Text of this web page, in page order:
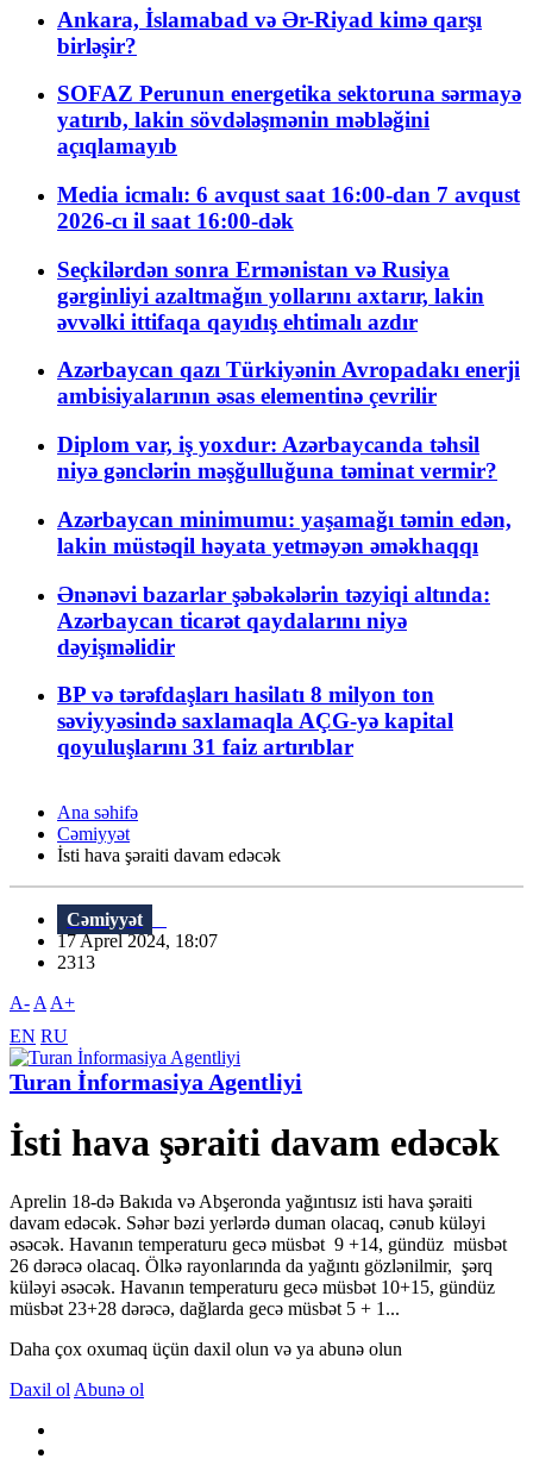
Ankara, İslamabad və Ər-Riyad kimə qarşı
birləşir?
SOFAZ Perunun energetika sektoruna sərmayə
yatırıb, lakin sövdələşmənin məbləğini
açıqlamayıb
Media icmalı: 6 avqust saat 16:00-dan 7 avqust
2026-cı il saat 16:00-dək
Seçkilərdən sonra Ermənistan və Rusiya
gərginliyi azaltmağın yollarını axtarır, lakin
əvvəlki ittifaqa qayıdış ehtimalı azdır
Azərbaycan qazı Türkiyənin Avropadakı enerji
ambisiyalarının əsas elementinə çevrilir
Diplom var, iş yoxdur: Azərbaycanda təhsil
niyə gənclərin məşğulluğuna təminat vermir?
Azərbaycan minimumu: yaşamağı təmin edən,
lakin müstəqil həyata yetməyən əməkhaqqı
Ənənəvi bazarlar şəbəkələrin təzyiqi altında:
Azərbaycan ticarət qaydalarını niyə
dəyişməlidir
BP və tərəfdaşları hasilatı 8 milyon ton
səviyyəsində saxlamaqla AÇG-yə kapital
qoyuluşlarını 31 faiz artırıblar
Ana səhifə
Cəmiyyət
İsti hava şəraiti davam edəcək
Cəmiyyət
17 Aprel 2024, 18:07
2313
A- A A+
EN RU
Turan İnformasiya Agentliyi
İsti hava şəraiti davam edəcək
Aprelin 18-də Bakıda və Abşeronda yağıntısız isti hava şəraiti
davam edəcək. Səhər bəzi yerlərdə duman olacaq, cənub küləyi
əsəcək. Havanın temperaturu gecə müsbət 9 +14, gündüz müsbət
26 dərəcə olacaq. Ölkə rayonlarında da yağıntı gözlənilmir, şərq
küləyi əsəcək. Havanın temperaturu gecə müsbət 10+15, gündüz
müsbət 23+28 dərəcə, dağlarda gecə müsbət 5 + 1...
Daha çox oxumaq üçün daxil olun və ya abunə olun
Daxil ol Abunə ol